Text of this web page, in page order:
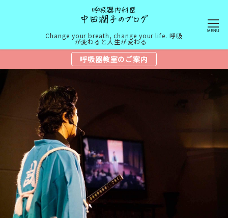
Change your breath, change your life. 呼吸
が変わると人生が変わる
MENU
呼吸器教室のご案内